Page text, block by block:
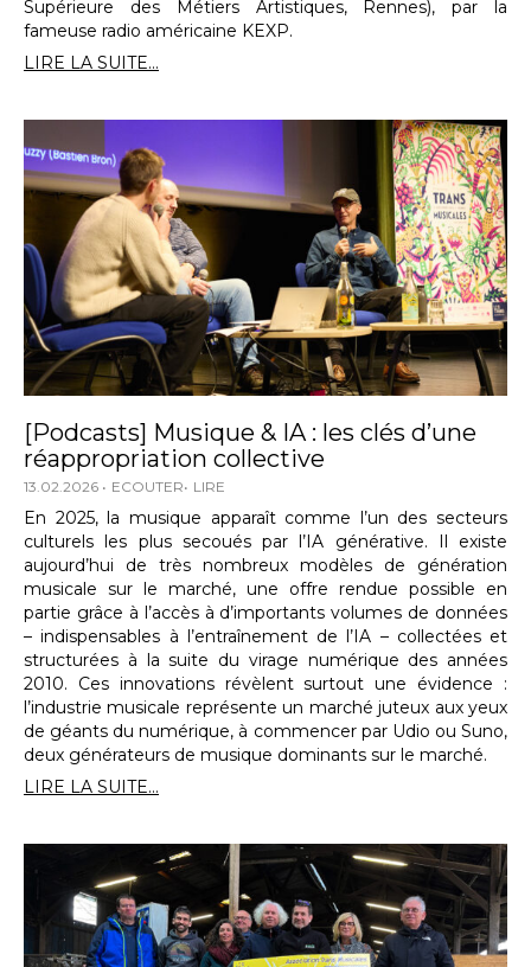
Supérieure des Métiers Artistiques, Rennes), par la
fameuse radio américaine KEXP.
LIRE LA SUITE...
[Podcasts] Musique & IA : les clés d’une
réappropriation collective
13.02.2026 ECOUTER LIRE
En 2025, la musique apparaît comme l’un des secteurs
culturels les plus secoués par l’IA générative. Il existe
aujourd’hui de très nombreux modèles de génération
musicale sur le marché, une offre rendue possible en
partie grâce à l’accès à d’importants volumes de données
– indispensables à l’entraînement de l’IA – collectées et
structurées à la suite du virage numérique des années
2010. Ces innovations révèlent surtout une évidence :
l’industrie musicale représente un marché juteux aux yeux
de géants du numérique, à commencer par Udio ou Suno,
deux générateurs de musique dominants sur le marché.
LIRE LA SUITE...